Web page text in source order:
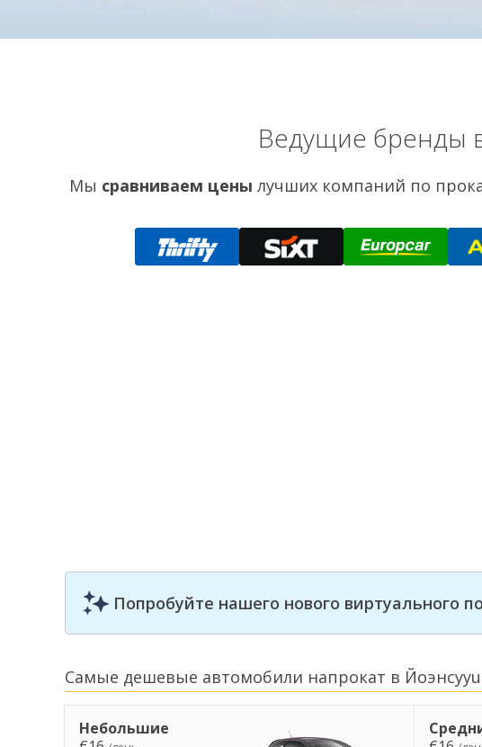
Ведущие бренды
Мы сравниваем цены лучших компаний по
Попробуйте нашего нового виртуального
Самые дешевые автомобили напрокат в Йоэнсууu
Небольшие